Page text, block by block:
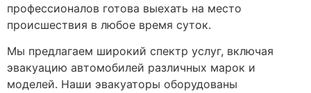
профессионалов готова выехать на место
происшествия в любое время суток.
Мы предлагаем широкий спектр услуг, включая
эвакуацию автомобилей различных марок и
моделей. Наши эвакуаторы оборудованы